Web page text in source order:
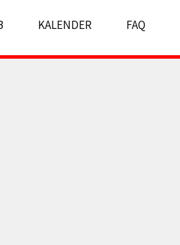
KALENDER FAQ